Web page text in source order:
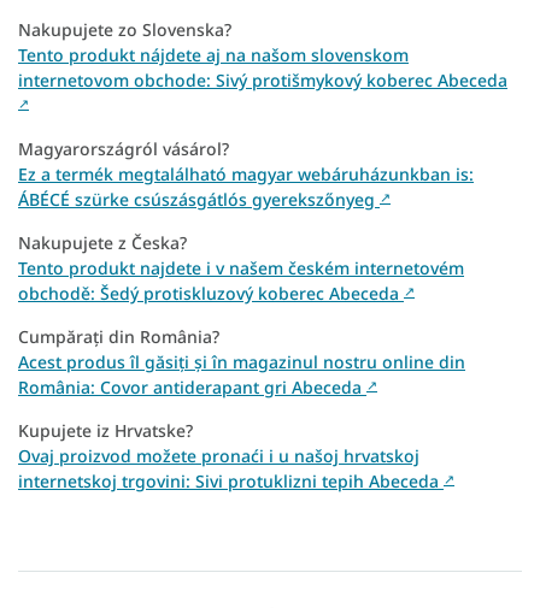
Nakupujete zo Slovenska?
Tento produkt nájdete aj na našom slovenskom
internetovom obchode: Sivý protišmykový koberec Abeceda
↗
Magyarországról vásárol?
Ez a termék megtalálható magyar webáruházunkban is:
ÁBÉCÉ szürke csúszásgátlós gyerekszőnyeg ↗
Nakupujete z Česka?
Tento produkt najdete i v našem českém internetovém
obchodě: Šedý protiskluzový koberec Abeceda ↗
Cumpărați din România?
Acest produs îl găsiți și în magazinul nostru online din
România: Covor antiderapant gri Abeceda ↗
Kupujete iz Hrvatske?
Ovaj proizvod možete pronaći i u našoj hrvatskoj
internetskoj trgovini: Sivi protuklizni tepih Abeceda ↗